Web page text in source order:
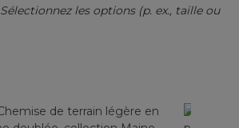
Sélectionnez les options (p. ex., taille ou